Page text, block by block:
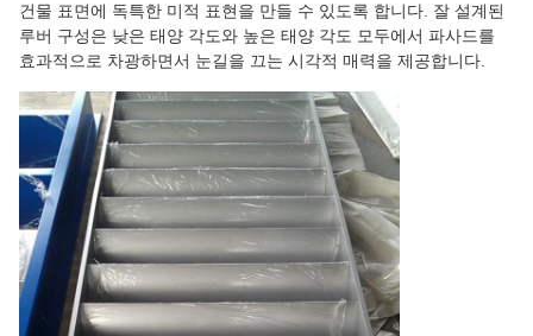
건물 표면에 독특한 미적 표현을 만들 수 있도록 합니다. 잘 설계된
루버 구성은 낮은 태양 각도와 높은 태양 각도 모두에서 파사드를
효과적으로 차광하면서 눈길을 끄는 시각적 매력을 제공합니다.